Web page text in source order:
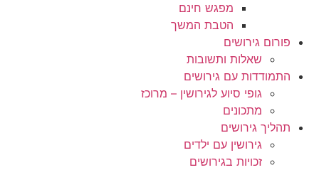
מפגש חינם
הטבת המשך
פורום גירושים
שאלות ותשובות
התמודדות עם גירושים
גופי סיוע לגירושין – מרוכז
מתכונים
תהליך גירושים
גירושין עם ילדים
זכויות בגירושים